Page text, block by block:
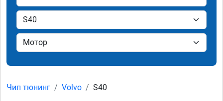
Чип тюнинг Volvo S40